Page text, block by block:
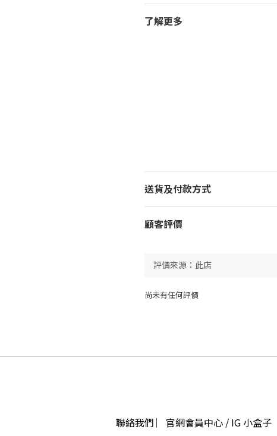
了解更多
送貨及付款方式
顧客評價
尚未有任何評價
聯絡我們 ︳官網會員中心 / IG 小盒子